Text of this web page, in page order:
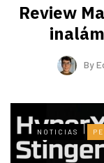
Review
By
NOTICIAS